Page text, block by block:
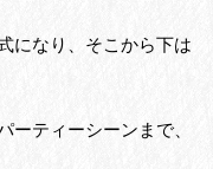
になり、そこから下は
ティーシーンまで、